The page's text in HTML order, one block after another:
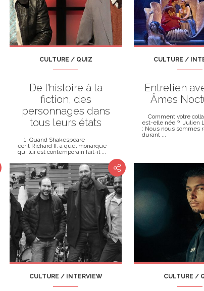
CULTURE / QUIZ
De l’histoire à la
fiction, des
personnages dans
tous leurs états
1. Quand Shakespeare
écrit Richard II, à quel monarque
qui lui est contemporain fait-il ...
CULTURE /
Entretien
Âmes
Comment votre
est-elle née ? Julien
: Nous nous sommes
durant ...
CULTURE / INTERVIEW CULTURE /